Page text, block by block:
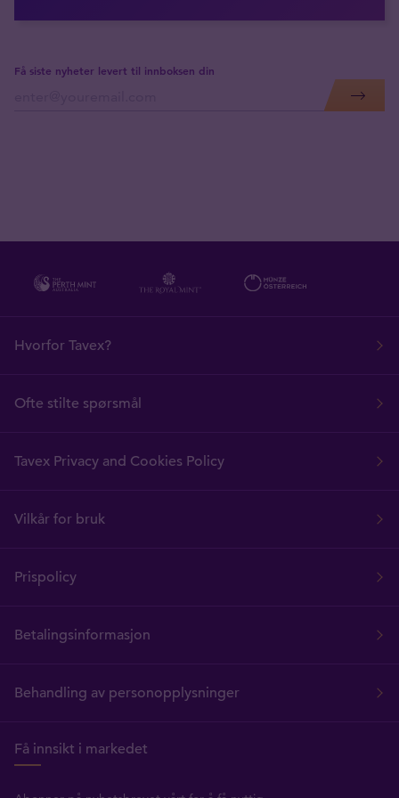
Få siste nyheter levert til innboksen din
Hvorfor Tavex?
Ofte stilte spørsmål
Tavex Privacy and Cookies Policy
Vilkår for bruk
Prispolicy
Betalingsinformasjon
Behandling av personopplysninger
Få innsikt i markedet